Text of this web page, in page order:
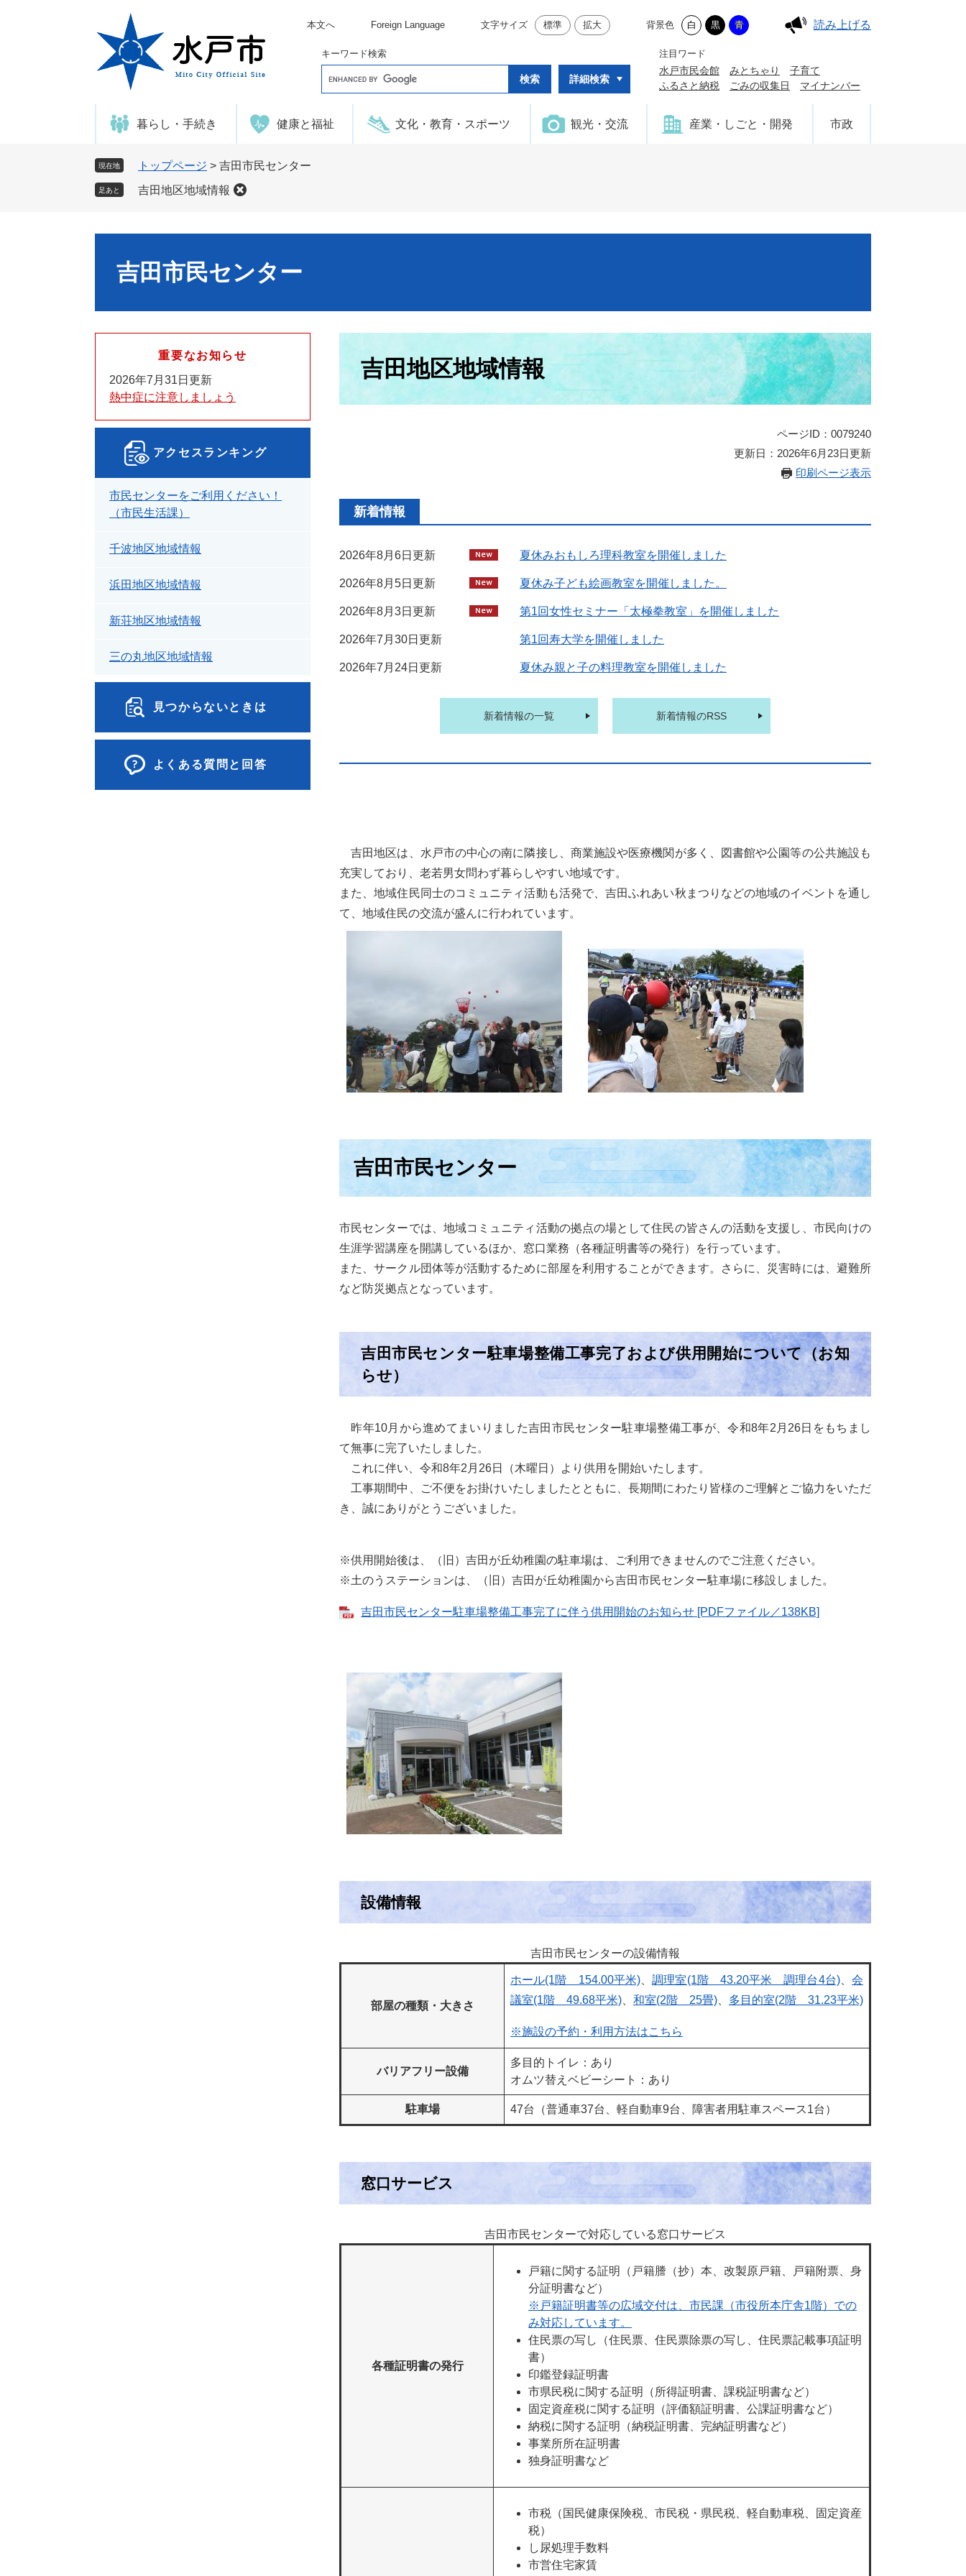
本文へ Foreign Language 文字サイズ 標準 拡大 背景色 白 黒 青 読み上げる
キーワード検索
o
e
詳細検索
注目ワード
水戸市民会館 みとちゃり
子育て
ふるさと納税
ごみの収集日 マイナンバー
暮らし・手続き 健康と福祉 文化・教育・スポーツ 観光・交流 産業・しごと・開発 市政
現在地 トップページ > 吉田市民センター
足あと 吉田地区地域情報
吉田市民センター
吉田地区地域情報
ページID：0079240
更新日：2026年6月23日更新
印刷ページ表示
新着情報
2026年8月6日更新 夏休みおもしろ理科教室を開催しました
2026年8月5日更新 夏休み子ども絵画教室を開催しました。
2026年8月3日更新 第1回女性セミナー「太極拳教室」を開催しました
2026年7月30日更新 第1回寿大学を開催しました
2026年7月24日更新 夏休み親と子の料理教室を開催しました
新着情報の一覧 新着情報のRSS
吉田地区は、水戸市の中心の南に隣接し、商業施設や医療機関が多く、図書館や公園等の公共施設も
充実しており、老若男女問わず暮らしやすい地域です。
また、地域住民同士のコミュニティ活動も活発で、吉田ふれあい秋まつりなどの地域のイベントを通し
て、地域住民の交流が盛んに行われています。
吉田市民センター
市民センターでは、地域コミュニティ活動の拠点の場として住民の皆さんの活動を支援し、市民向けの
生涯学習講座を開講しているほか、窓口業務（各種証明書等の発行）を行っています。
また、サークル団体等が活動するために部屋を利用することができます。さらに、災害時には、避難所
など防災拠点となっています。
吉田市民センター駐車場整備工事完了および供用開始について（お知
らせ）
昨年10月から進めてまいりました吉田市民センター駐車場整備工事が、令和8年2月26日をもちまし
て無事に完了いたしました。
これに伴い、令和8年2月26日（木曜日）より供用を開始いたします。
工事期間中、ご不便をお掛けいたしましたとともに、長期間にわたり皆様のご理解とご協力をいただ
き、誠にありがとうございました。
※供用開始後は、（旧）吉田が丘幼稚園の駐車場は、ご利用できませんのでご注意ください。
※土のうステーションは、（旧）吉田が丘幼稚園から吉田市民センター駐車場に移設しました。
吉田市民センター駐車場整備工事完了に伴う供用開始のお知らせ [PDFファイル／138KB]
設備情報
吉田市民センターの設備情報
部屋の種類・大きさ
ホール(1階 154.00平米)、調理室(1階 43.20平米 調理台4台)、会
議室(1階 49.68平米) 和室(2階 25畳) 多目的室(2階 31.23平米)
※施設の予約・利用方法はこちら
バリアフリー設備
多目的トイレ：あり
オムツ替えベビーシート：あり
駐車場 47台（普通車37台、軽自動車9台、障害者用駐車スペース1台）
窓口サービス​
吉田市民センターで対応している窓口サービス
各種証明書の発行
戸籍に関する証明（戸籍謄（抄）本、改製原戸籍、戸籍附票、身
分証明書など）
※戸籍証明書等の広域交付は、市民課（市役所本庁舎1階）での
み対応しています。
住民票の写し（住民票、住民票除票の写し、住民票記載事項証明
書）
印鑑登録証明書
市県民税に関する証明（所得証明書、課税証明書など）
固定資産税に関する証明（評価額証明書、公課証明書など）
納税に関する証明（納税証明書、完納証明書など）
事業所所在証明書
独身証明書など
市税（国民健康保険税、市民税・県民税、軽自動車税、固定資産
税）
し尿処理手数料
市営住宅家賃
重要なお知らせ
2026年7月31日更新
熱中症に注意しましょう
アクセスランキング
市民センターをご利用ください！
（市民生活課）
千波地区地域情報
浜田地区地域情報
新荘地区地域情報
三の丸地区地域情報
見つからないときは
よくある質問と回答